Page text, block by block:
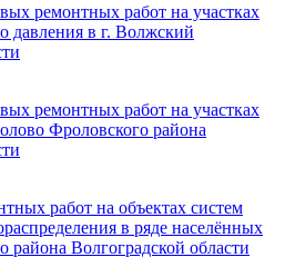
ремонтных работ на участках
давления в г. Волжский
ремонтных работ на участках
Фроловского района
работ на объектах систем
в ряде населённых
района Волгоградской области